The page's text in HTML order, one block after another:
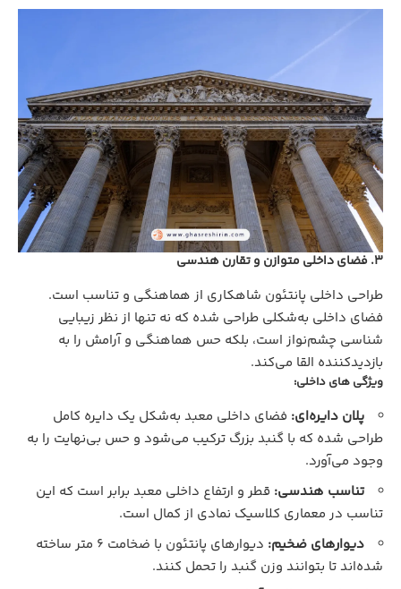
3. فضای داخلی متوازن و تقارن هندسی
طراحی داخلی پانتئون شاهکاری از هماهنگی و تناسب است.
فضای داخلی به‌شکلی طراحی شده که نه‌ تنها از نظر زیبایی‌
شناسی چشم‌نواز است، بلکه حس هماهنگی و آرامش را به
بازدیدکننده القا می‌کند.
ویژگی‌ های داخلی:
پلان دایره‌ای: فضای داخلی معبد به‌شکل یک دایره کامل
طراحی شده که با گنبد بزرگ ترکیب می‌شود و حس بی‌نهایت را به
وجود می‌آورد.
تناسب هندسی: قطر و ارتفاع داخلی معبد برابر است که این
تناسب در معماری کلاسیک نمادی از کمال است.
دیوارهای ضخیم:
دیوارهای پانتئون با ضخامت 6 متر ساخته
شده‌اند تا بتوانند وزن گنبد را تحمل کنند.